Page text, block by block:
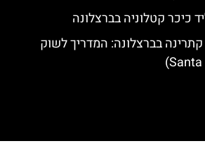
כיכר קטלוניה בברצלונה
בברצלונה: המדריך לשוק